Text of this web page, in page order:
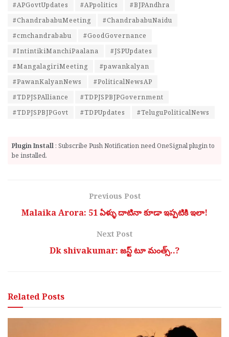
#APGovtUpdates
#APpolitics
#BJPAndhra
#ChandrababuMeeting
#ChandrababuNaidu
#cmchandrababu
#GoodGovernance
#IntintikiManchiPaalana
#JSPUpdates
#MangalagiriMeeting
#pawankalyan
#PawanKalyanNews
#PoliticalNewsAP
#TDPJSPAlliance
#TDPJSPBJPGovernment
#TDPJSPBJPGovt
#TDPUpdates #TeluguPoliticalNews
Plugin Install : Subscribe Push Notification need OneSignal plugin to
be installed.
Previous Post
Malaika Arora: 51 ఏళ్ళు దాటినా కూడా ఇప్పటికి ఇలా!
Next Post
Dk shivakumar: జస్ట్ టూ మంత్స్..?
RelatedPosts